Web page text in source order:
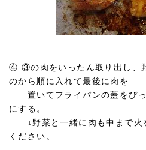
④ ③の肉をいったん取り出し、
のから順に入れて最後に肉を
置いてフライパンの蓋をぴっ
にする。
↓野菜と一緒に肉も中まで火
ください。